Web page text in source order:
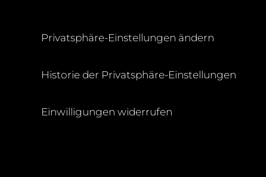
Privatsphäre-Einstellungen ändern
Historie der Privatsphäre-Einstellungen
Einwilligungen widerrufen